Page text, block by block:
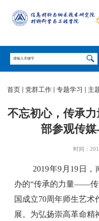
首页 党群工作 专题学习 主
不忘初心，传承
部参观传
时间：
2019年9 月 19 日，
办的“传承的力量——传
国成立70周年师生艺术
展。为弘扬崇高革命精